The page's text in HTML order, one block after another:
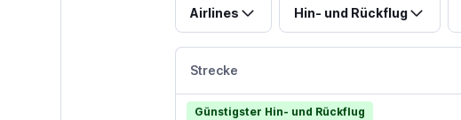
Airlines Hin- und Rückflug
Strecke
Günstigster Hin- und Rückflug